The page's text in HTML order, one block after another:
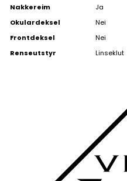
Nakkereim
Ja
Okulardeksel
Nei
Frontdeksel
Nei
Renseutstyr
Linseklut